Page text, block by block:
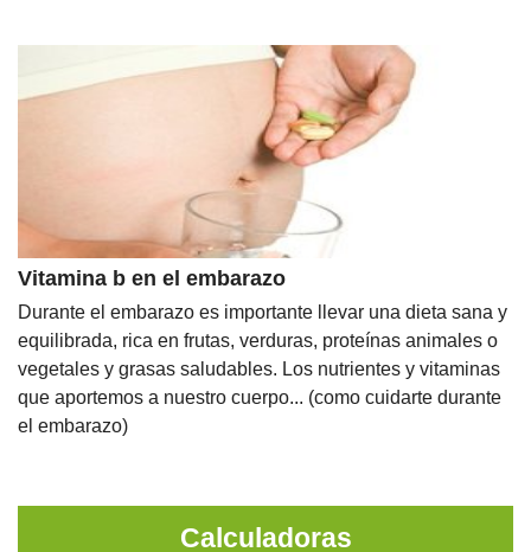
Vitamina b en el embarazo
Durante el embarazo es importante llevar una dieta sana y
equilibrada, rica en frutas, verduras, proteínas animales o
vegetales y grasas saludables. Los nutrientes y vitaminas
que aportemos a nuestro cuerpo... (como cuidarte durante
el embarazo)
Calculadoras